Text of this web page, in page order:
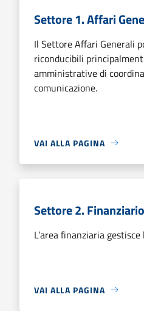
Settore 1. Affari
Il Settore Affari Generali
riconducibili
amministrative di
comunicazione.
VAI ALLA PAGINA
Settore 2.
L’area finanziaria
VAI ALLA PAGINA